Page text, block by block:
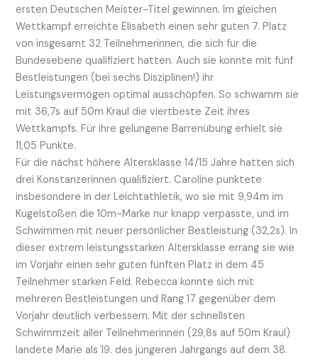
ersten Deutschen Meister-Titel gewinnen. Im gleichen
Wettkampf erreichte Elisabeth einen sehr guten 7. Platz
von insgesamt 32 Teilnehmerinnen, die sich für die
Bundesebene qualifiziert hatten. Auch sie konnte mit fünf
Bestleistungen (bei sechs Disziplinen!) ihr
Leistungsvermögen optimal ausschöpfen. So schwamm sie
mit 36,7s auf 50m Kraul die viertbeste Zeit ihres
Wettkampfs. Für ihre gelungene Barrenübung erhielt sie
11,05 Punkte.
Für die nächst höhere Altersklasse 14/15 Jahre hatten sich
drei Konstanzerinnen qualifiziert. Caroline punktete
insbesondere in der Leichtathletik, wo sie mit 9,94m im
Kugelstoßen die 10m-Marke nur knapp verpasste, und im
Schwimmen mit neuer persönlicher Bestleistung (32,2s). In
dieser extrem leistungsstarken Altersklasse errang sie wie
im Vorjahr einen sehr guten fünften Platz in dem 45
Teilnehmer starken Feld. Rebecca konnte sich mit
mehreren Bestleistungen und Rang 17 gegenüber dem
Vorjahr deutlich verbessern. Mit der schnellsten
Schwimmzeit aller Teilnehmerinnen (29,8s auf 50m Kraul)
landete Marie als 19. des jüngeren Jahrgangs auf dem 38.